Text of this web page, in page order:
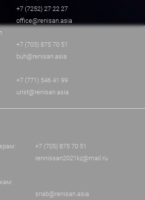
+7 (7252) 27 22 27
office@renisan.asia
+7 (705) 875 70 51
buh@renisan.asia
+7 (771) 546 41 99
urist@renisan.asia
+7 (705) 875 70 51
rennissan2021kz@mail.ru
snab@renisan.asia